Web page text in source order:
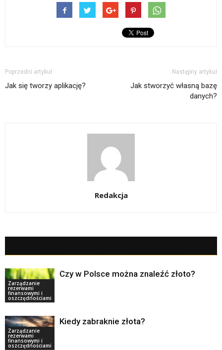
Poprzedni artykuł
Jak się tworzy aplikację?
Następny artykuł
Jak stworzyć własną bazę
danych?
Redakcja
Zarządzanie
rezerwami
finansowymi i
oszczędnościami
Czy w Polsce można znaleźć złoto?
Zarządzanie
rezerwami
finansowymi i
oszczędnościami
Kiedy zabraknie złota?